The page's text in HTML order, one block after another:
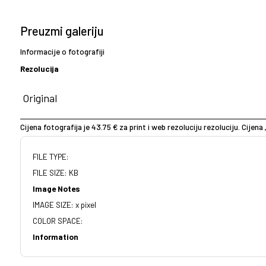
Preuzmi galeriju
Informacije o fotografiji
Rezolucija
Cijena fotografija je 43.75 € za print i web rezoluciju rezoluciju.
FILE TYPE:
FILE SIZE: KB
Image Notes
IMAGE SIZE: x pixel
COLOR SPACE:
Information